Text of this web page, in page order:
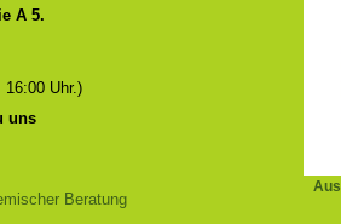
A 5.
Uhr.)
uns
Beratung